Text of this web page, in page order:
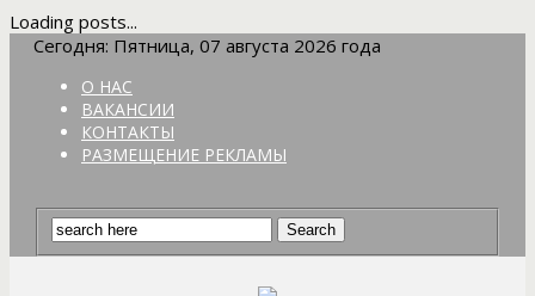
Loading posts...
Сегодня: Пятница, 07 августа 2026 года
О НАС
ВАКАНСИИ
КОНТАКТЫ
РАЗМЕЩЕНИЕ РЕКЛАМЫ